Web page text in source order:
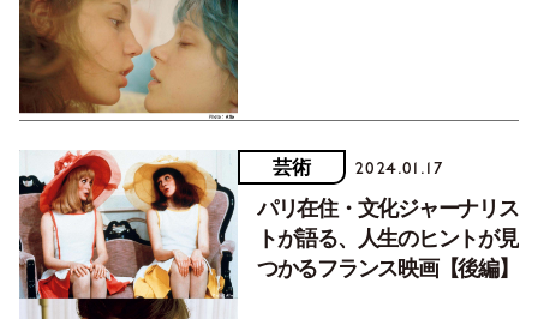
芸術 2024.01.17
パリ在住・文化ジャーナリス
トが語る、人生のヒントが見
つかるフランス映画【後編】